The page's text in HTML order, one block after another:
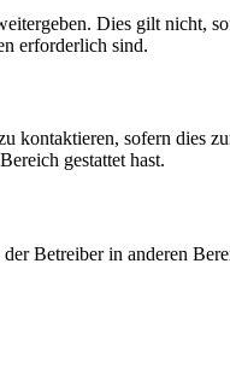
Dies gilt nicht,
erforderlich sind.
kontaktieren, sofern
gestattet hast.
Betreiber in anderen